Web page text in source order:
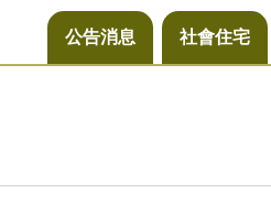
公告消息 社會住宅